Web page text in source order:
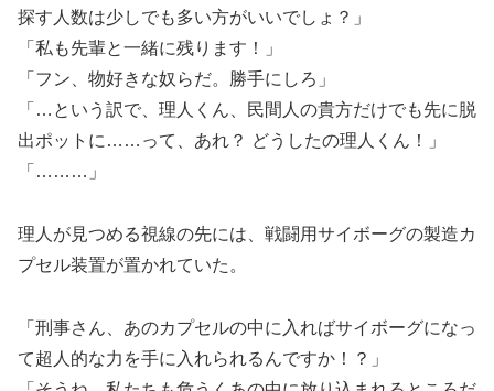
探す人数は少しでも多い方がいいでしょ？」
「私も先輩と一緒に残ります！」
「フン、物好きな奴らだ。勝手にしろ」
「…という訳で、理人くん、民間人の貴方だけでも先に脱
出ポットに……って、あれ？ どうしたの理人くん！」
「………」
理人が見つめる視線の先には、戦闘用サイボーグの製造カ
プセル装置が置かれていた。
「刑事さん、あのカプセルの中に入ればサイボーグになっ
て超人的な力を手に入れられるんですか！？」